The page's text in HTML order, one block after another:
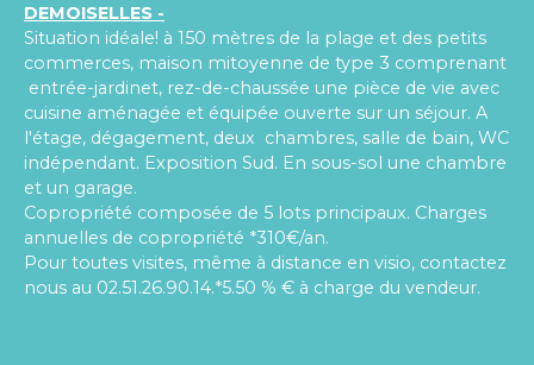
DEMOISELLES -
Situation idéale! à 150 mètres de la plage et des petits
commerces, maison mitoyenne de type 3 comprenant
entrée-jardinet, rez-de-chaussée une pièce de vie avec
cuisine aménagée et équipée ouverte sur un séjour. A
l'étage, dégagement, deux chambres, salle de bain, WC
indépendant. Exposition Sud. En sous-sol une chambre
et un garage.
Copropriété composée de 5 lots principaux. Charges
annuelles de copropriété *310€/an.
Pour toutes visites, même à distance en visio, contactez
nous au 02.51.26.90.14.*5.50 % € à charge du vendeur.